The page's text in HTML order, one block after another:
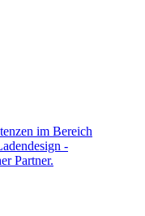
und wie wir